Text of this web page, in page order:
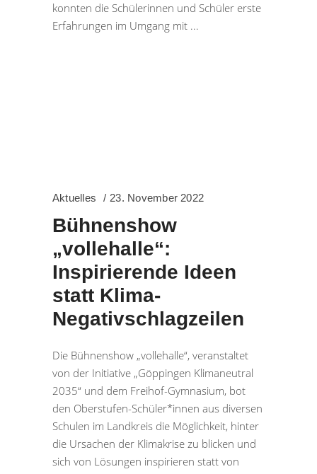
konnten die Schülerinnen und Schüler erste
Erfahrungen im Umgang mit
Aktuelles 23. November 2022
Bühnenshow
„vollehalle“:
Inspirierende Ideen
statt Klima-
Negativschlagzeilen
Die Bühnenshow „vollehalle“, veranstaltet
von der Initiative „Göppingen Klimaneutral
2035“ und dem Freihof-Gymnasium, bot
den Oberstufen-Schüler*innen aus diversen
Schulen im Landkreis die Möglichkeit, hinter
die Ursachen der Klimakrise zu blicken und
sich von Lösungen inspirieren statt von